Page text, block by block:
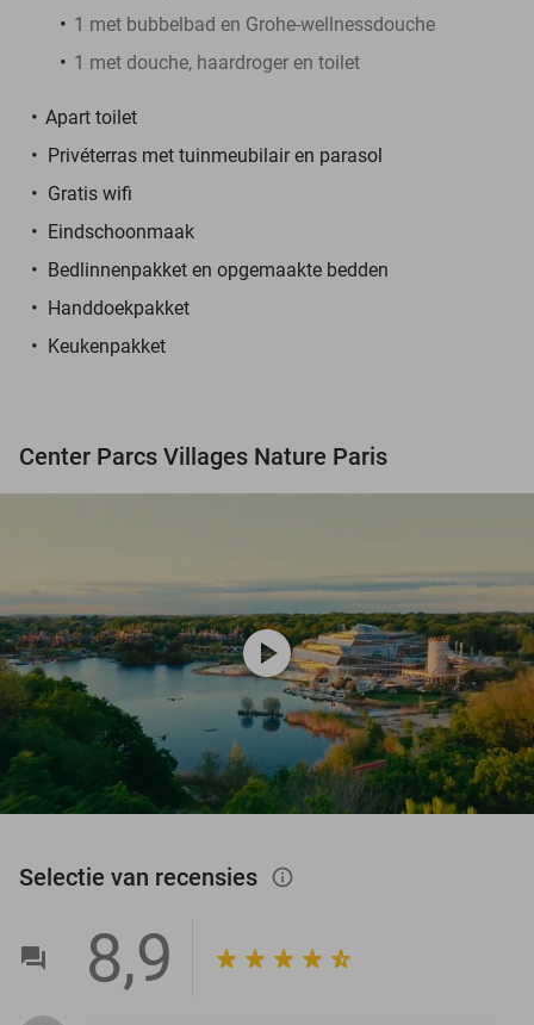
1 met bubbelbad en Grohe-wellnessdouche
1 met douche, haardroger en toilet
Apart toilet
Privéterras met tuinmeubilair en parasol
Gratis wifi
Eindschoonmaak
Bedlinnenpakket en opgemaakte bedden
Handdoekpakket
Keukenpakket
Center Parcs Villages Nature Paris
play_circle
Selectie van recensies info_outlined
8,9